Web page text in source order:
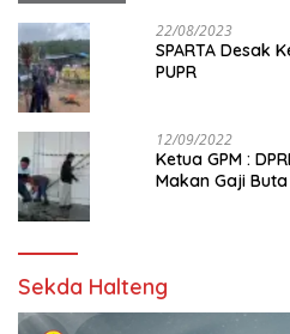
22/08/2023
SPARTA Desak
PUPR
12/09/2022
Ketua GPM :
Makan Gaji Buta
Sekda Halteng